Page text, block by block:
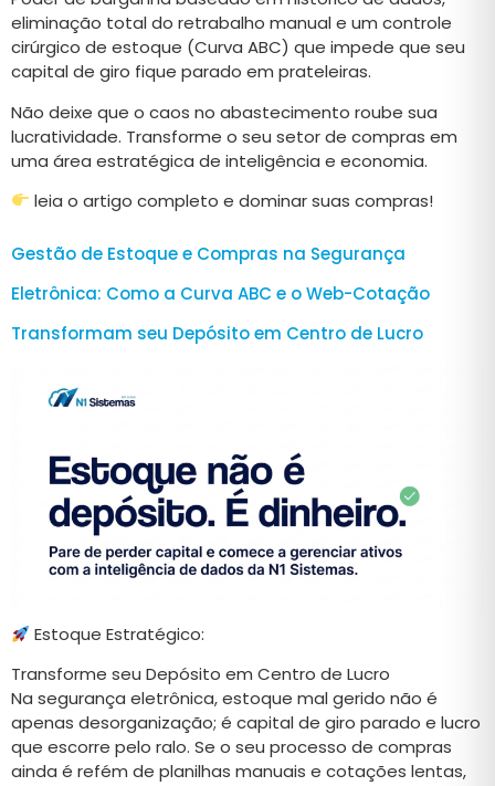
eliminação total do retrabalho manual e um controle
cirúrgico de estoque (Curva ABC) que impede que seu
capital de giro fique parado em prateleiras.
Não deixe que o caos no abastecimento roube sua
lucratividade. Transforme o seu setor de compras em
uma área estratégica de inteligência e economia.
leia o artigo completo e dominar suas compras!
Gestão de Estoque e Compras na Segurança
Eletrônica: Como a Curva ABC e o Web-Cotação
Transformam seu Depósito em Centro de Lucro
Estoque Estratégico:
Transforme seu Depósito em Centro de Lucro
Na segurança eletrônica, estoque mal gerido não é
apenas desorganização; é capital de giro parado e lucro
que escorre pelo ralo. Se o seu processo de compras
ainda é refém de planilhas manuais e cotações lentas,